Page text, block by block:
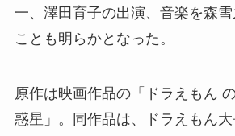
一、澤田育子の出演、音楽を森
ことも明らかとなった。
原作は映画作品の「ドラえもん
惑星」。同作品は、ドラえもん